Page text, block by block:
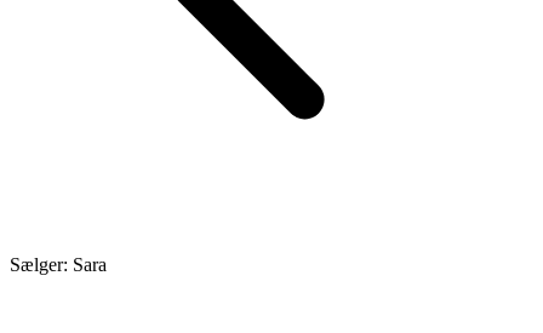
Sælger: Sara